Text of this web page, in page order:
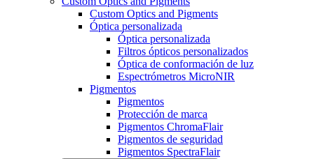
Custom Optics and Pigments
Óptica personalizada
Óptica personalizada
Filtros ópticos personalizados
Óptica de conformación de luz
Espectrómetros MicroNIR
Pigmentos
Pigmentos
Protección de marca
Pigmentos ChromaFlair
Pigmentos de seguridad
Pigmentos SpectraFlair